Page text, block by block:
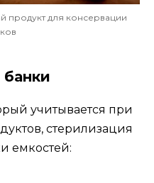
продукт для консервации
банки
учитывается при
стерилизация
емкостей: